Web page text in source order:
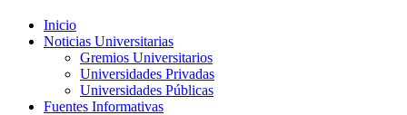
Menú
principal
Inicio
Noticias Universitarias
Gremios Universitarios
Universidades Privadas
Universidades Públicas
Fuentes Informativas